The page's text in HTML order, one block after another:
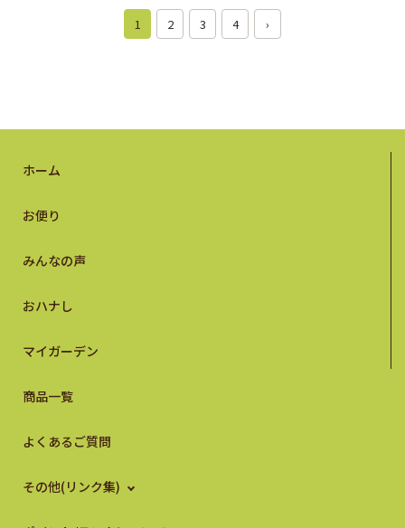
1 2 3 4 ›
ホーム
お便り
みんなの声
おハナし
マイガーデン
商品一覧
よくあるご質問
その他(リンク集)